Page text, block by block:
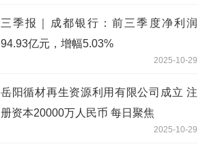
三季报｜成都银行：前三季度净利润
94.93亿元，增幅5.03%
2025-10-29
岳阳循材再生资源利用有限公司成立 注
册资本20000万人民币 每日聚焦
2025-10-29